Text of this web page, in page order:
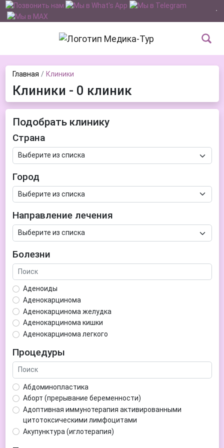
Главная Клиники
Клиники - 0 клиник
Подобрать клинику
Страна
Город
Направление лечения
Болезни
Аденоиды
Аденокарцинома
Аденокарцинома желудка
Аденокарцинома кишки
Аденокарцинома легкого
Аденома гипофиза
Аденома простаты
Аденома щитовидной железы
Аденомиоз
Адентия
Азооспермия
Акне (угри)
Алкоголизм
Процедуры
Абдоминопластика
Аборт (прерывание беременности)
Адоптивная иммунотерапия активированными
цитотоксическими лимфоцитами
Акупунктура (иглотерапия)